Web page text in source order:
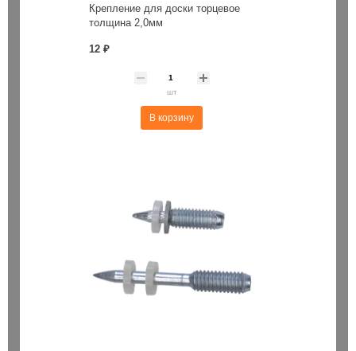
Крепление для доски торцевое
толщина 2,0мм
12 ₽
шт
В корзину